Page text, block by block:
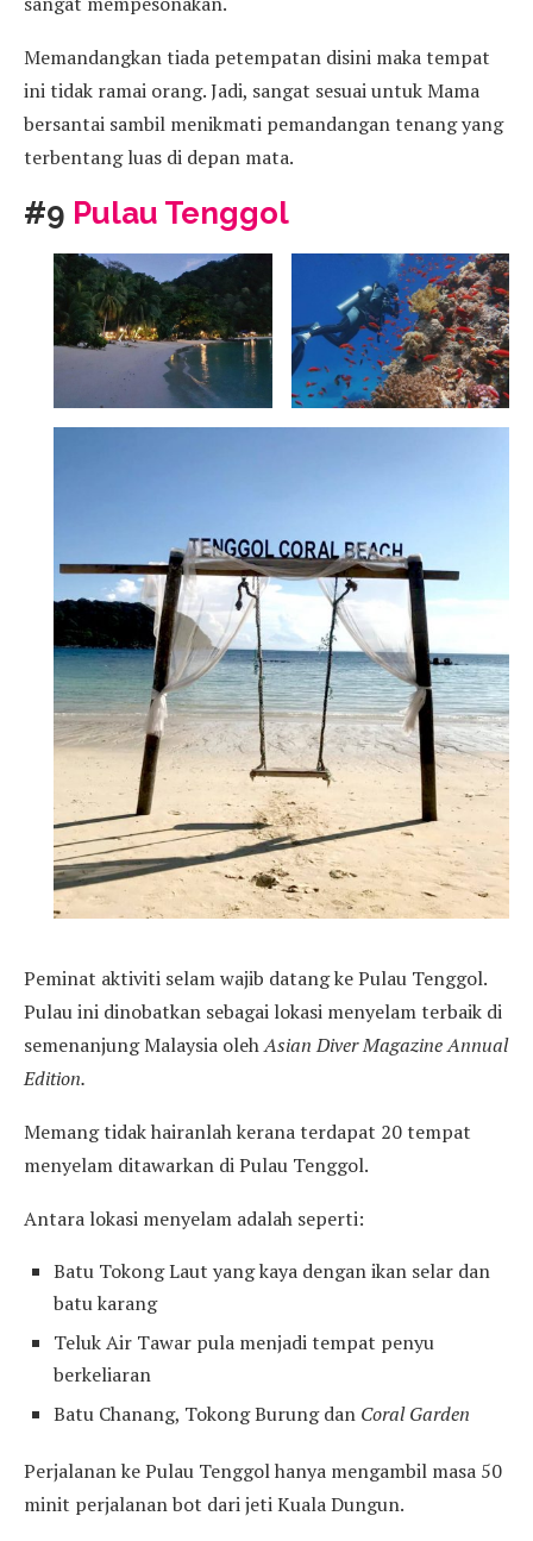
Memandangkan tiada petempatan disini maka tempat
ini tidak ramai orang. Jadi, sangat sesuai untuk Mama
bersantai sambil menikmati pemandangan tenang yang
terbentang luas di depan mata.
#9 Pulau Tenggol
Peminat aktiviti selam wajib datang ke Pulau Tenggol.
Pulau ini dinobatkan sebagai lokasi menyelam terbaik di
semenanjung Malaysia olehAsian Diver Magazine Annual
Edition.
Memang tidak hairanlah kerana terdapat 20 tempat
menyelam ditawarkan di Pulau Tenggol.
Antara lokasi menyelam adalah seperti:
Batu Tokong Laut yang kaya dengan ikan selar dan
batu karang
Teluk Air Tawar pula menjadi tempat penyu
berkeliaran
Batu Chanang, Tokong Burung dan Coral Garden
Perjalanan ke Pulau Tenggol hanya mengambil masa 50
minit perjalanan bot dari jeti Kuala Dungun.